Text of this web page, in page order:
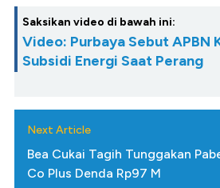
Saksikan video di bawah ini:
Video: Purbaya Sebut APBN
Subsidi Energi Saat Perang
Next Article
Bea Cukai Tagih Tunggakan
Co Plus Denda Rp97 M